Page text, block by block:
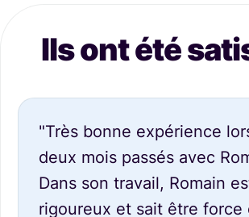
Ils ont été
"Très bonne expérience
deux mois passés avec
Dans son travail, Romain
rigoureux et sait être force